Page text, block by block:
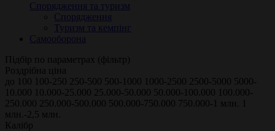
Спорядження та туризм
Спорядження
Туризм та кемпінг
Самооборона
Підбір по параметрах (фільтр)
Роздрібна ціна
до 100 100-250 250-500 500-1000 1000-2500 2500-5000 5000-
10.000 10.000-25.000 25.000-50.000 50.000-100.000 100.000-
250.000 250.000-500.000 500.000-750.000 750.000-1 млн.
1
млн.-2,5 млн.
Калібр